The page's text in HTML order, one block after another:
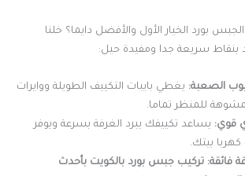
بورد الخيار الأول والأفضل دايما؟ خلنا
بنقاط سريعة جدا ومفيدة حيل:
الصعبة: يغطي بايبات التكييف الطويلة ووايرات
للمنظر تماما.
قوي: يساعد تكييفك يبرد الغرفة بسرعة ويوفر
بيتك.
فائقة: تركيب جبس بورد بالكويت بأحدث